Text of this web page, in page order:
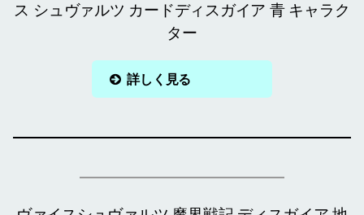
ス シュヴァルツ カードディスガイア 青 キャラク
ター
詳しく見る